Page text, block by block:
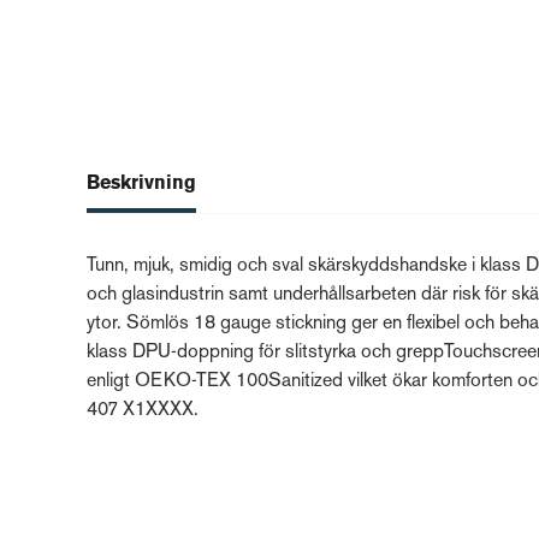
Beskrivning
Tunn, mjuk, smidig och sval skärskyddshandske i
och glasindustrin samt underhållsarbeten där risk för
ytor. Sömlös 18 gauge stickning ger en flexibel och
klass DPU-doppning för slitstyrka och
enligt OEKO-TEX 100Sanitized vilket ökar komforten
407 X1XXXX.